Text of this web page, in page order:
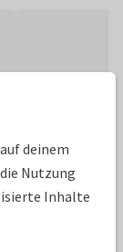
auf deinem
Nutzung
Inhalte